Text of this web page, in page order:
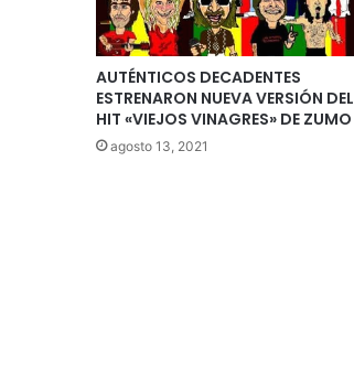
AUTÉNTICOS DECADENTES
ESTRENARON NUEVA VERSIÓN DEL
HIT «VIEJOS VINAGRES» DE ZUMO
agosto 13, 2021